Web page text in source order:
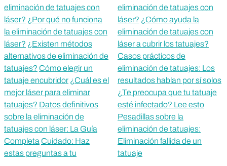
eliminación de tatuajes con
láser? ¿Por qué no funciona
la eliminación de tatuajes con
láser? ¿Existen métodos
alternativos de eliminación de
tatuajes? Cómo elegir un
tatuaje encubridor ¿Cuál es el
mejor láser para eliminar
tatuajes? Datos definitivos
sobre la eliminación de
tatuajes con láser: La Guía
Completa Cuidado: Haz
estas preguntas a tu
eliminación de tatuajes con
láser? ¿Cómo ayuda la
eliminación de tatuajes con
láser a cubrir los tatuajes?
Casos prácticos de
eliminación de tatuajes: Los
resultados hablan por sí solos
¿Te preocupa que tu tatuaje
esté infectado? Lee esto
Pesadillas sobre la
eliminación de tatuajes:
Eliminación fallida de un
tatuaje